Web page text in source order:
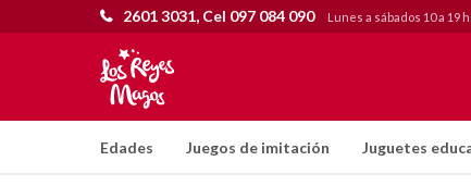
Edades Juegos de imitación Juguetes
2601 3031, Cel 097 084 090 Lunes a sábados 10 a 19